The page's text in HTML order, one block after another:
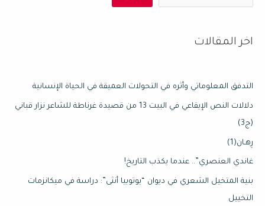
اخر المقالات
التدفق المعلوماتي وأثره في التحولات العميقة في الحياة الإنسانية
دلالات النص الإيقاعي في البيت 13 من قصيدة غرناطة للشاعر نزار قباني
(ج3)
رِهـان(1)
غاندي العنصري”.. عندما يكذب التاريخ!
بنية المتخيل الشعري في ديوان “يوتوبيا أنثى”: دراسة في ميكانزمات
التخييل